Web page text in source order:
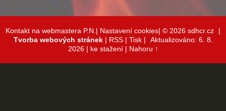
Kontakt na webmastera P.N.| Nastavení cookies| © 2026 sdhcr.cz
|
Tvorba webových stránek| RSS| Tisk|
Aktualizováno: 6. 8.
2026 | ke stažení | Nahoru ↑